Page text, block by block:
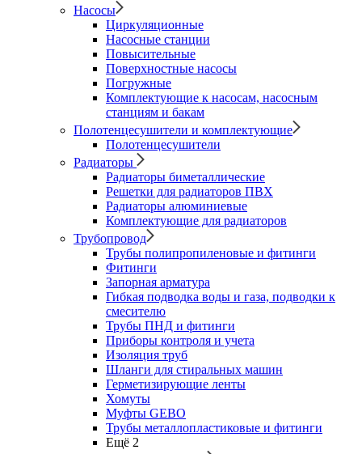
Насосы
Циркуляционные
Насосные станции
Повысительные
Поверхностные насосы
Погружные
Комплектующие к насосам, насосным
станциям и бакам
Полотенцесушители и комплектующие
Полотенцесушители
Радиаторы
Радиаторы биметаллические
Решетки для радиаторов ПВХ
Радиаторы алюминиевые
Комплектующие для радиаторов
Трубопровод
Трубы полипропиленовые и фитинги
Фитинги
Запорная арматура
Гибкая подводка воды и газа, подводки к
смесителю
Трубы ПНД и фитинги
Приборы контроля и учета
Изоляция труб
Шланги для стиральных машин
Герметизирующие ленты
Хомуты
Муфты GEBO
Трубы металлопластиковые и фитинги
Ещё 2